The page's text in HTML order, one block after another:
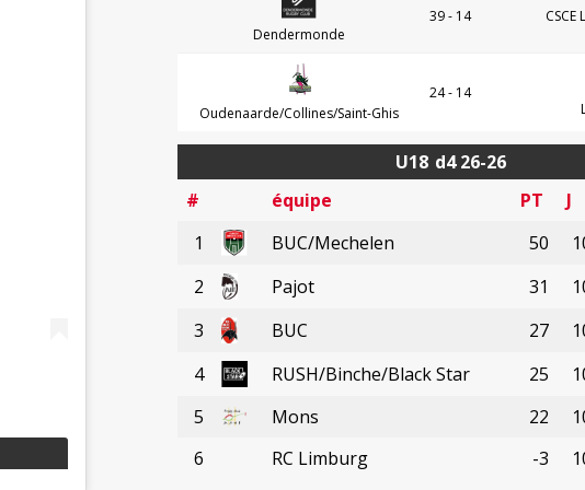
Dendermonde
39 - 14
Oudenaarde/Collines/Saint-Ghis
24 - 14
U18 d4 26-26
#
équipe PT
J
1
BUC/Mechelen 50
2
Pajot 31
3
BUC 27
4
RUSH/Binche/Black Star 25
5
Mons 22
6
RC Limburg -3